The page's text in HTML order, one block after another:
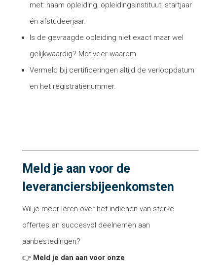
met: naam opleiding, opleidingsinstituut, startjaar
én afstudeerjaar.
Is de gevraagde opleiding niet exact maar wel
gelijkwaardig? Motiveer waarom.
Vermeld bij certificeringen altijd de verloopdatum
en het registratienummer.
Meld je aan voor de
leveranciersbijeenkomsten
Wil je meer leren over het indienen van sterke
offertes en succesvol deelnemen aan
aanbestedingen?
👉 Meld je dan aan voor onze